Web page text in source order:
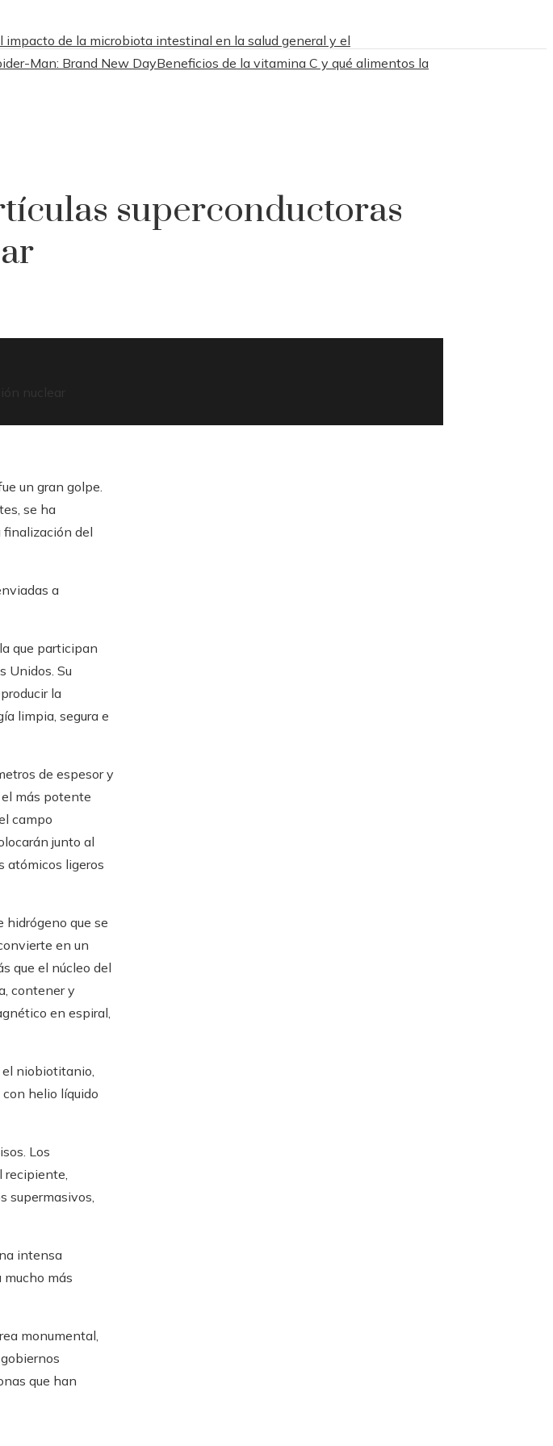
impacto de la microbiota intestinal en la salud general y el
Man: Brand New DayBeneficios de la vitamina C y qué alimentos la
superconductoras
nuclear
un gran golpe.
se ha
finalización del
a
que participan
Unidos. Su
la
limpia, segura e
de espesor y
más potente
campo
junto al
atómicos ligeros
hidrógeno que se
en un
que el núcleo del
contener y
en espiral,
el niobiotitanio,
helio líquido
Los
recipiente,
supermasivos,
intensa
más
monumental,
que han